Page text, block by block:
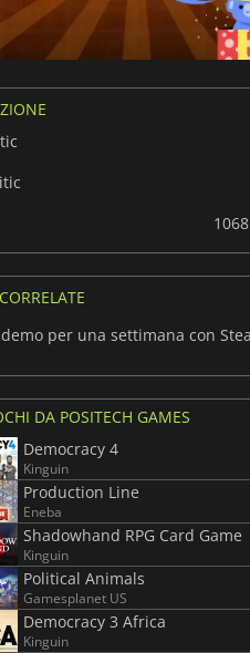
1068
DA POSITECH GAMES
Democracy 4
Kinguin
Production Line
Eneba
Shadowhand RPG Card Game
Kinguin
Political Animals
Gamesplanet US
Democracy 3 Africa
Kinguin